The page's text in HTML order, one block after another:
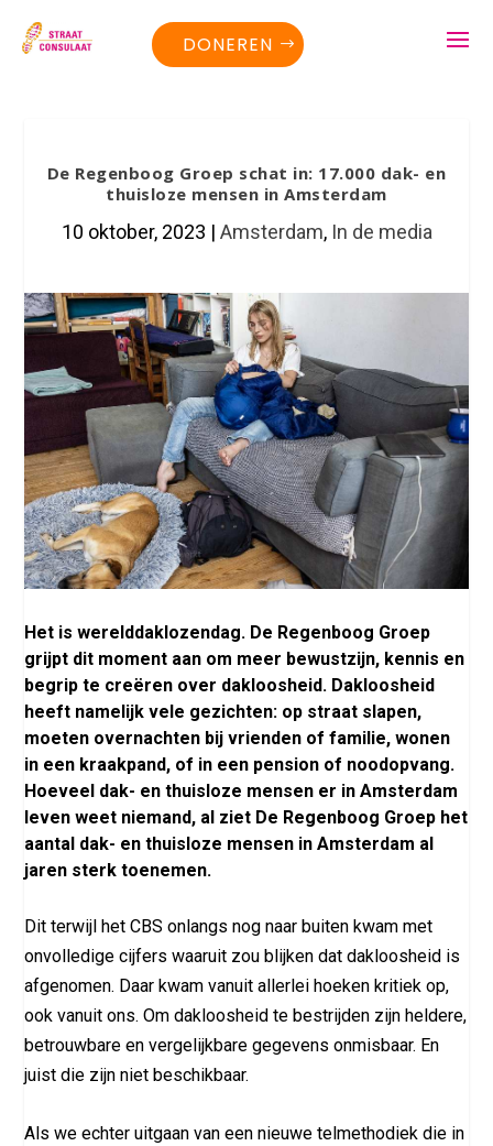
DONEREN
De Regenboog Groep schat in: 17.000 dak- en
thuisloze mensen in Amsterdam
10 oktober, 2023 | Amsterdam, In de media
Het is werelddaklozendag. De Regenboog Groep
grijpt dit moment aan om meer bewustzijn, kennis en
begrip te creëren over dakloosheid. Dakloosheid
heeft namelijk vele gezichten: op straat slapen,
moeten overnachten bij vrienden of familie, wonen
in een kraakpand, of in een pension of noodopvang.
Hoeveel dak- en thuisloze mensen er in Amsterdam
leven weet niemand, al ziet De Regenboog Groep het
aantal dak- en thuisloze mensen in Amsterdam al
jaren sterk toenemen.
Dit terwijl het CBS onlangs nog naar buiten kwam met
onvolledige cijfers waaruit zou blijken dat dakloosheid is
afgenomen. Daar kwam vanuit allerlei hoeken kritiek op,
ook vanuit ons. Om dakloosheid te bestrijden zijn heldere,
betrouwbare en vergelijkbare gegevens onmisbaar. En
juist die zijn niet beschikbaar.
Als we echter uitgaan van een nieuwe telmethodiek die in